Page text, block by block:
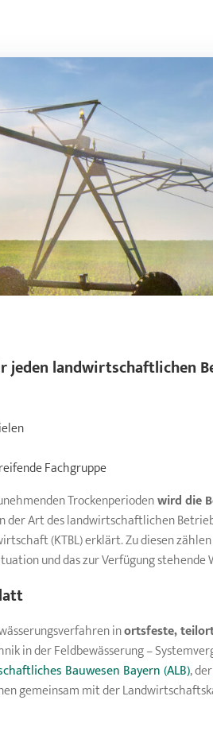
jeden landwirtschaftlichen
Fachgruppe
Trockenperiodenwird die
Art des landwirtschaftlichen
(KTBL) erklärt. Zu diesen zählen
und das zur Verfügung stehende
inortsfeste,
in der Feldbewässerung –
Bauwesen Bayern (ALB), der
gemeinsam mit der